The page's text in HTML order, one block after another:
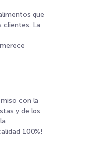
que
clientes. La
con la
y de los
100%!